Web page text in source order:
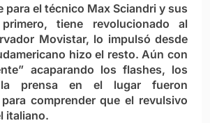
para el técnico Max Sciandri y sus
tiene revolucionado al
Movistar, lo impulsó desde
hizo el resto. Aún con
acaparando los flashes, los
prensa en el lugar fueron
comprender que el revulsivo
italiano.